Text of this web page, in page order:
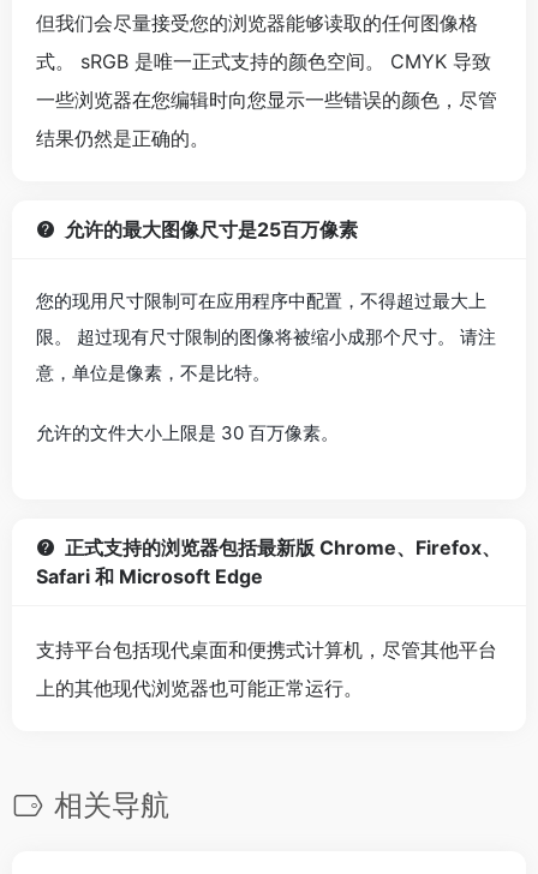
但我们会尽量接受您的浏览器能够读取的任何图像格
式。 sRGB 是唯一正式支持的颜色空间。 CMYK 导致
一些浏览器在您编辑时向您显示一些错误的颜色，尽管
结果仍然是正确的。
允许的最大图像尺寸是25百万像素
您的现用尺寸限制可在应用程序中配置，不得超过最大上
限。 超过现有尺寸限制的图像将被缩小成那个尺寸。 请注
意，单位是像素，不是比特。
允许的文件大小上限是 30 百万像素。
正式支持的浏览器包括最新版 Chrome、Firefox、
Safari 和 Microsoft Edge
支持平台包括现代桌面和便携式计算机，尽管其他平台
上的其他现代浏览器也可能正常运行。
相关导航